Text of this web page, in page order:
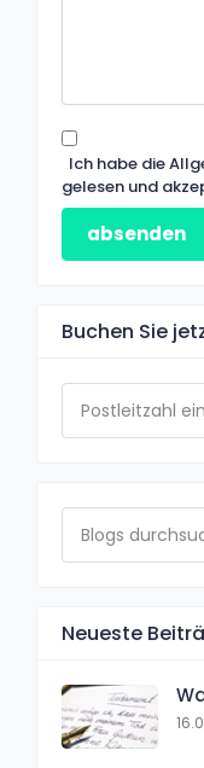
Ich habe die
gelesen und
absenden
Buchen Sie
Neueste